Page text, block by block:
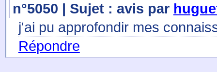
n°5050 | Sujet : avis par
j'ai pu approfondir mes
Répondre